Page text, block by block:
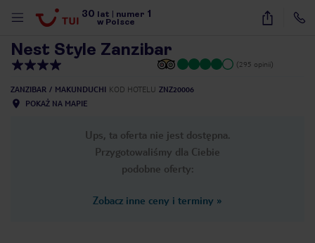
30 lat numer 1
w Polsce
10
Nest Style Zanzibar
(295 opinii)
ZANZIBAR MAKUNDUCHI KOD HOTELU ZNZ20006
POKAŻ NA MAPIE
Ups, ta oferta nie jest dostępna.
Przygotowaliśmy dla Ciebie
podobne oferty:
Zobacz inne ceny i terminy »